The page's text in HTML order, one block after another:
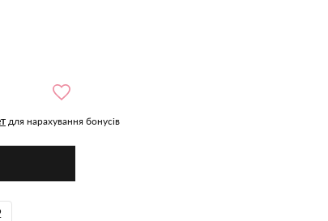
для нарахування бонусів